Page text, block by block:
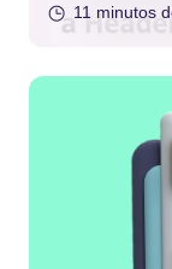
11 minutos